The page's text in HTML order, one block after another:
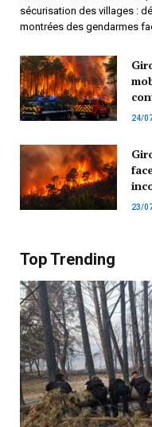
sécurisation des villages :
montrées des gendarmes
24/
23/
Top Trending